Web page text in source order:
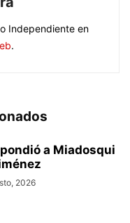
Independiente en
.
a Miadosqui
2026